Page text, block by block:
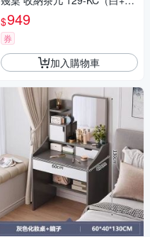
杉木色）
$949
券
加入購物車